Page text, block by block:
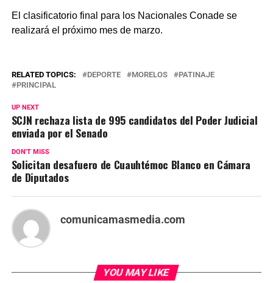
El clasificatorio final para los Nacionales Conade se
realizará el próximo mes de marzo.
RELATED TOPICS: DEPORTE MORELOS
PATINAJE
PRINCIPAL
UP NEXT
SCJN rechaza lista de 995 candidatos del Poder Judicial
enviada por el Senado
DON'T MISS
Solicitan desafuero de Cuauhtémoc Blanco en Cámara
de Diputados
comunicamasmedia.com
YOU MAY LIKE